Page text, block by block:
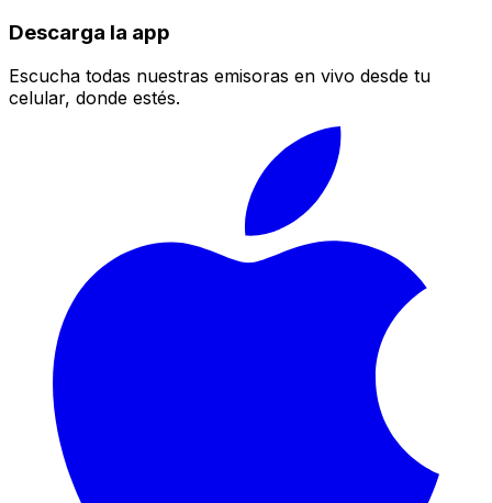
Descarga la app
Escucha todas nuestras emisoras en vivo desde tu
celular, donde estés.